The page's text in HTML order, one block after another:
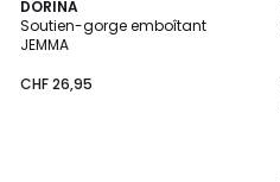
DORINA
Soutien-gorge emboîtant
JEMMA
CHF 26,95